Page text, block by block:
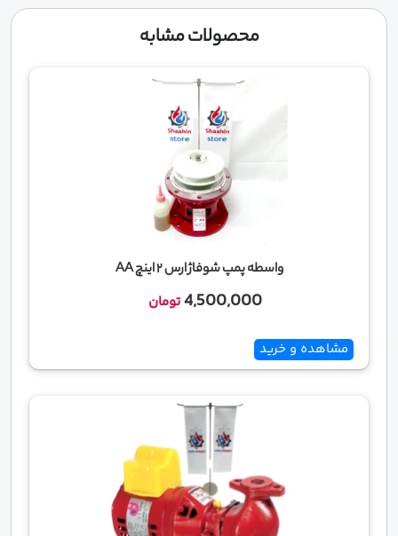
محصولات مشابه
واسطه پمپ شوفاژ ارس 2 اینچ AA
4,500,000تومان
مشاهده و خرید